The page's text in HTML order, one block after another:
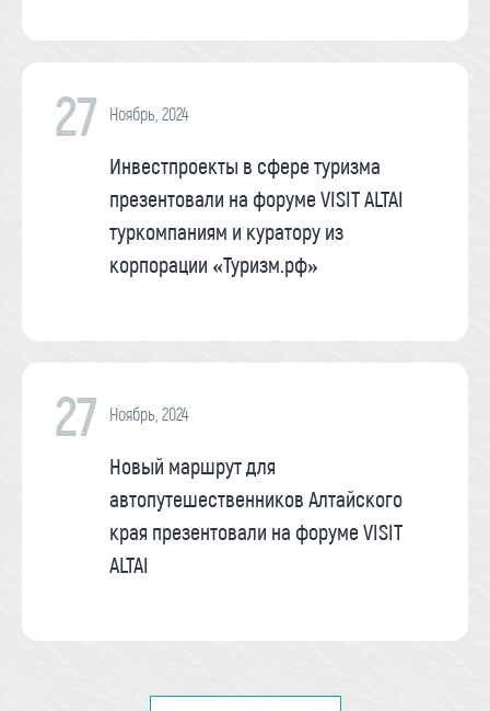
27 Ноябрь, 2024
Инвестпроекты в сфере туризма
презентовали на форуме VISIT ALTAI
туркомпаниям и куратору из
корпорации «Туризм.рф»
27 Ноябрь, 2024
Новый маршрут для
автопутешественников Алтайского
края презентовали на форуме VISIT
ALTAI